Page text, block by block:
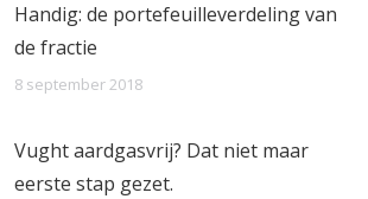
Handig: de portefeuilleverdeling van
de fractie
8 september 2018
Vught aardgasvrij? Dat niet maar
eerste stap gezet.